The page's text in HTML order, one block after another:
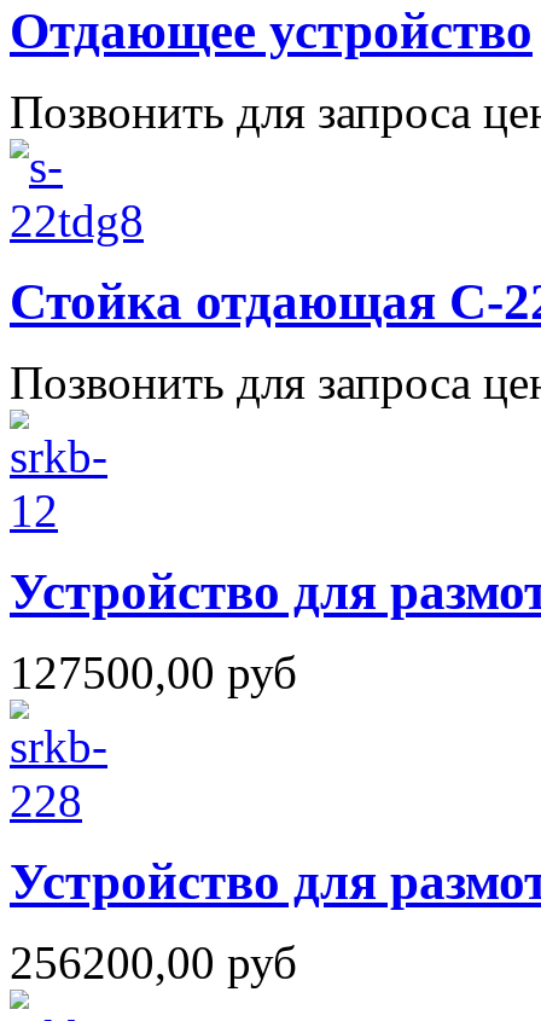
Отдающее устройство
Позвонить для запроса
Стойка отдающая С-
Позвонить для запроса
Устройство для
127500,00 руб
Устройство для
256200,00 руб